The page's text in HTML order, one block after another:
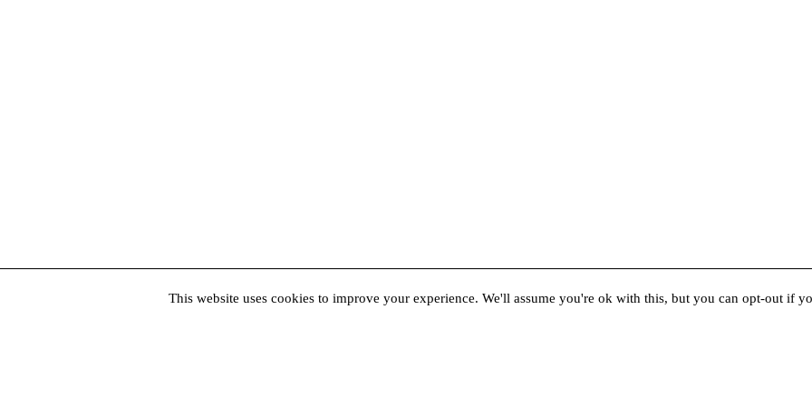
Contact
Informații publice
This website uses cookies to improve your experience. We'll assume you're ok with this, but you can opt-out if